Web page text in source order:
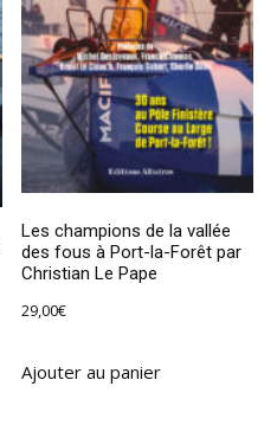
Les champions de la vallée
des fous à Port-la-Forêt par
Christian Le Pape
29,00€
Ajouter au panier